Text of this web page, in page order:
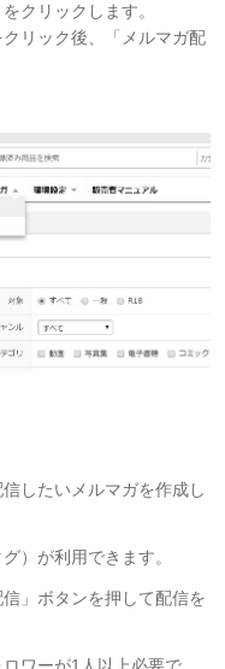
クリックします。
リック後、「メルマガ配
したいメルマガを作成し
）が利用できます。
」ボタンを押して配信を
ワーが1人以上必要で